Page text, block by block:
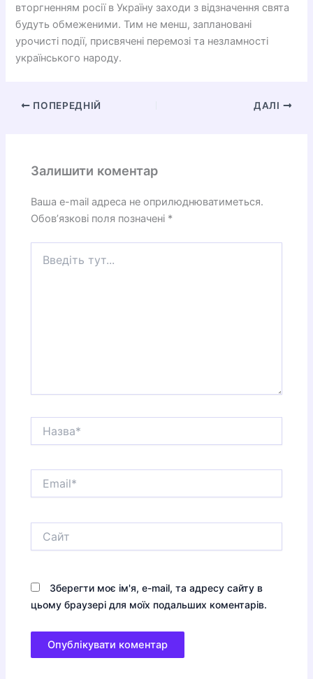
вторгненням росії в Україну заходи з відзначення свята
будуть обмеженими. Тим не менш, заплановані
урочисті події, присвячені перемозі та незламності
українського народу.
ПОПЕРЕДНІЙ ДАЛІ
Залишити коментар
Ваша e-mail адреса не оприлюднюватиметься.
Обов’язкові поля позначені *
тут...
Зберегти моє ім'я, e-mail, та адресу сайту в
цьому браузері для моїх подальших коментарів.